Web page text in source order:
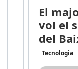
El
vol el
del
Tecnologia